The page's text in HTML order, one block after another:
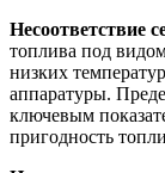
Несоответствие
топлива под
низких
аппаратуры.
ключевым
пригодность